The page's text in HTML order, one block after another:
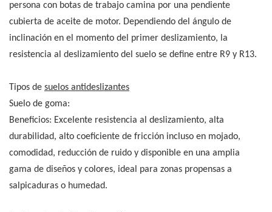
persona con botas de trabajo camina por una pendiente
cubierta de aceite de motor. Dependiendo del ángulo de
inclinación en el momento del primer deslizamiento, la
resistencia al deslizamiento del suelo se define entre R9 y R13.
Tipos de suelos antideslizantes
Suelo de goma:
Beneficios: Excelente resistencia al deslizamiento, alta
durabilidad, alto coeficiente de fricción incluso en mojado,
comodidad, reducción de ruido y disponible en una amplia
gama de diseños y colores, ideal para zonas propensas a
salpicaduras o humedad.